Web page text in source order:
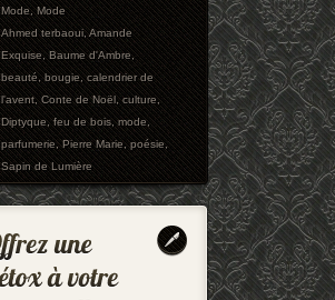
Mode,Mode
Ahmed terbaoui,Amande
Exquise,Baume d'Ambre,
beauté,bougie,calendrier de
l'avent,Conte de Noël,culture,
Diptyque,feu de bois,mode,
parfumerie,Pierre Marie,poésie,
Sapin de Lumière